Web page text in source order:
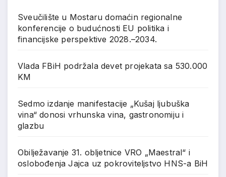
Sveučilište u Mostaru domaćin regionalne
konferencije o budućnosti EU politika i
financijske perspektive 2028.–2034.
Vlada FBiH podržala devet projekata sa 530.000
KM
Sedmo izdanje manifestacije „Kušaj ljubuška
vina“ donosi vrhunska vina, gastronomiju i
glazbu
Obilježavanje 31. obljetnice VRO „Maestral“ i
oslobođenja Jajca uz pokroviteljstvo HNS-a BiH